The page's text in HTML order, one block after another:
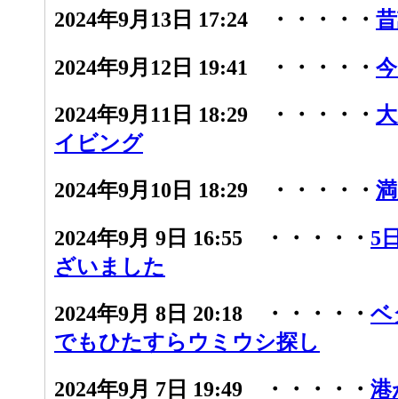
2024年9月13日 17:24 ・・・・・
2024年9月12日 19:41 ・・・・・
2024年9月11日 18:29 ・・・・・
イビング
2024年9月10日 18:29 ・・・・・
2024年9月 9日 16:55 ・・・・・ 5
ざいました
2024年9月 8日 20:18 ・・・・・ ベ
でもひたすらウミウシ探し
2024年9月 7日 19:49 ・・・・・ 港